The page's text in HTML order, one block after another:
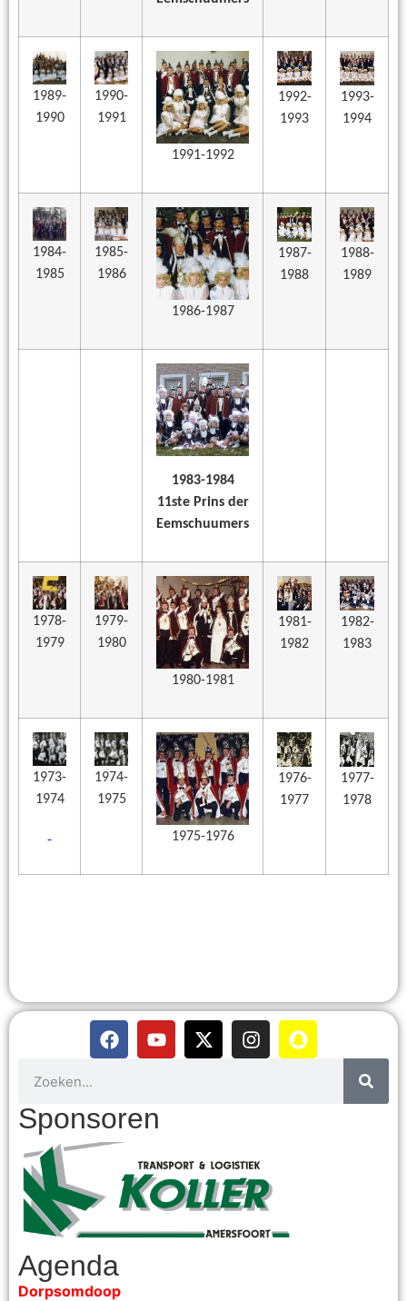
1989-
1990
1990-
1991
1991-1992
1992-
1993
1993-
1994
1984-
1985
1985-
1986
1986-1987
1987-
1988
1988-
1989
1983-1984
11ste Prins der
Eemschuumers
1978-
1979
1979-
1980
1980-1981
1981-
1982
1982-
1983
1973-
1974
1974-
1975
1975-1976
1976-
1977
1977-
1978
Sponsoren
Agenda
Dorpsomdoop